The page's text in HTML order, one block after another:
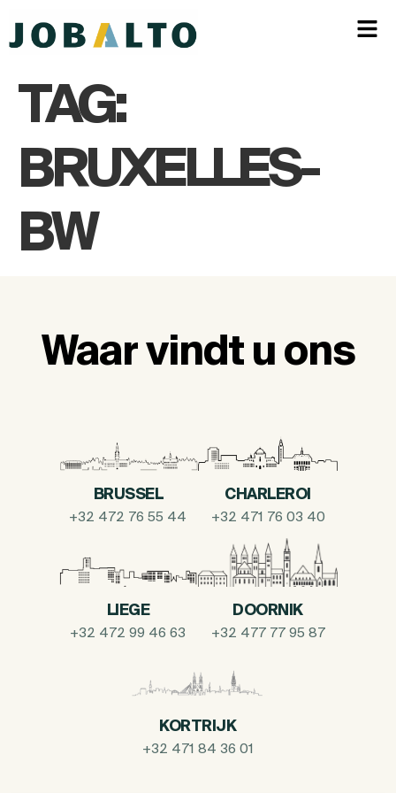
TAG:
BRUXELLES-
BW
Waar vindt u ons
BRUSSEL
+32 472 76 55 44
CHARLEROI
+32 471 76 03 40
LIEGE
+32 472 99 46 63
DOORNIK
+32 477 77 95 87
KORTRIJK
+32 471 84 36 01